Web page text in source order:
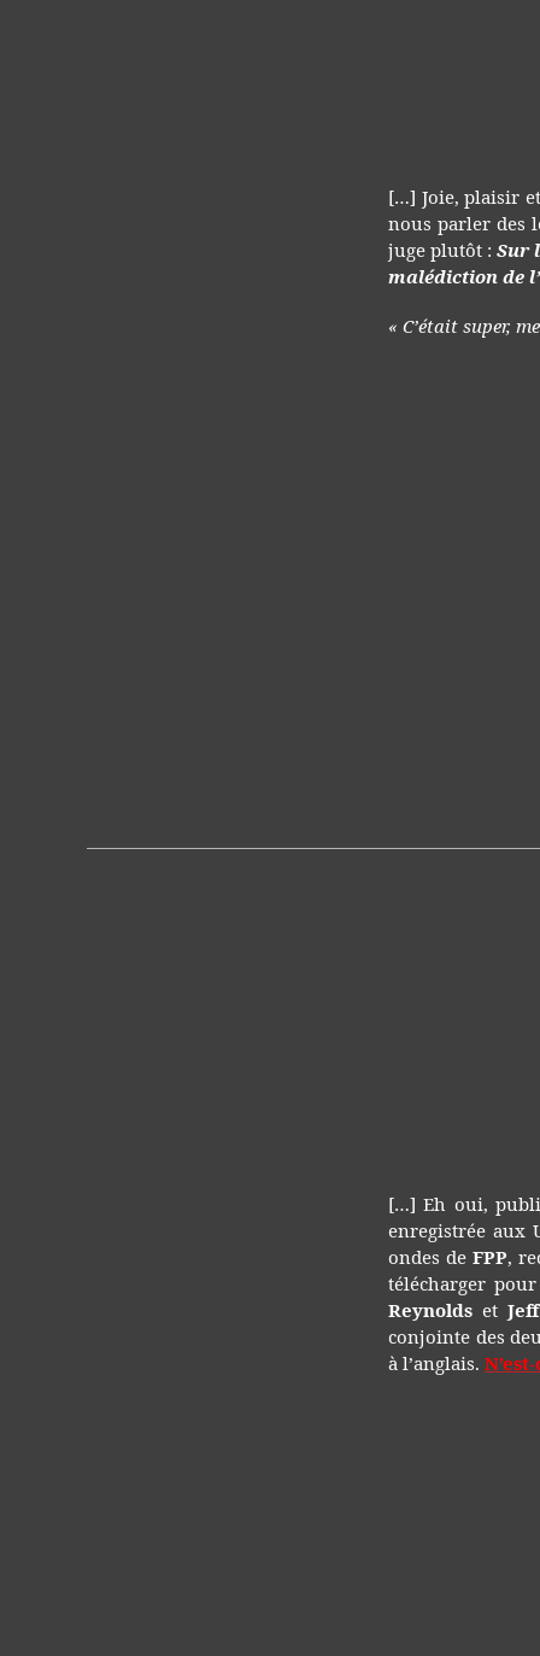
[…] Joie, plaisir
nous parler des
juge plutôt : Sur
malédiction de
« C’était super,
[…] Eh oui,
enregistrée aux
ondes de FPP,
télécharger
Reynolds et
conjointe des
à l’anglais.